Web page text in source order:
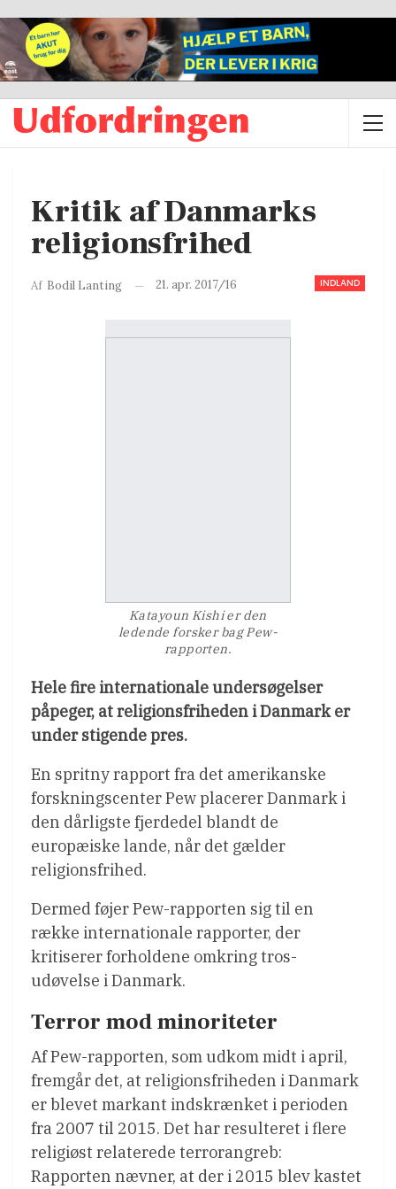
Kritik af Danmarks
religionsfrihed
INDLAND
Af Bodil Lanting 21. apr. 2017/16
Katayoun Kishi er den
ledende forsker bag Pew-
rapporten.
Hele fire internationale undersøgelser
påpeger, at religionsfriheden i Danmark er
under stigende pres.
En spritny rapport fra det amerikanske
forskningscenter Pew placerer Danmark i
den dårligste fjerdedel blandt de
europæiske lande, når det gælder
religionsfrihed.
Dermed føjer Pew-rapporten sig til en
række internationale rapporter, der
kritiserer forholdene omkring tros-
udøvelse i Danmark.
Terror mod minoriteter
Af Pew-rapporten, som udkom midt i april,
fremgår det, at religionsfriheden i Danmark
er blevet markant indskrænket i perioden
fra 2007 til 2015. Det har resulteret i flere
religiøst relaterede terrorangreb:
Rapporten nævner, at der i 2015 blev kastet